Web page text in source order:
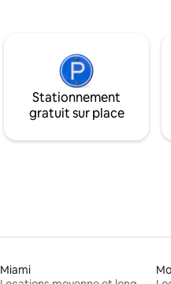
Stationnement
gratuit sur place
Miami